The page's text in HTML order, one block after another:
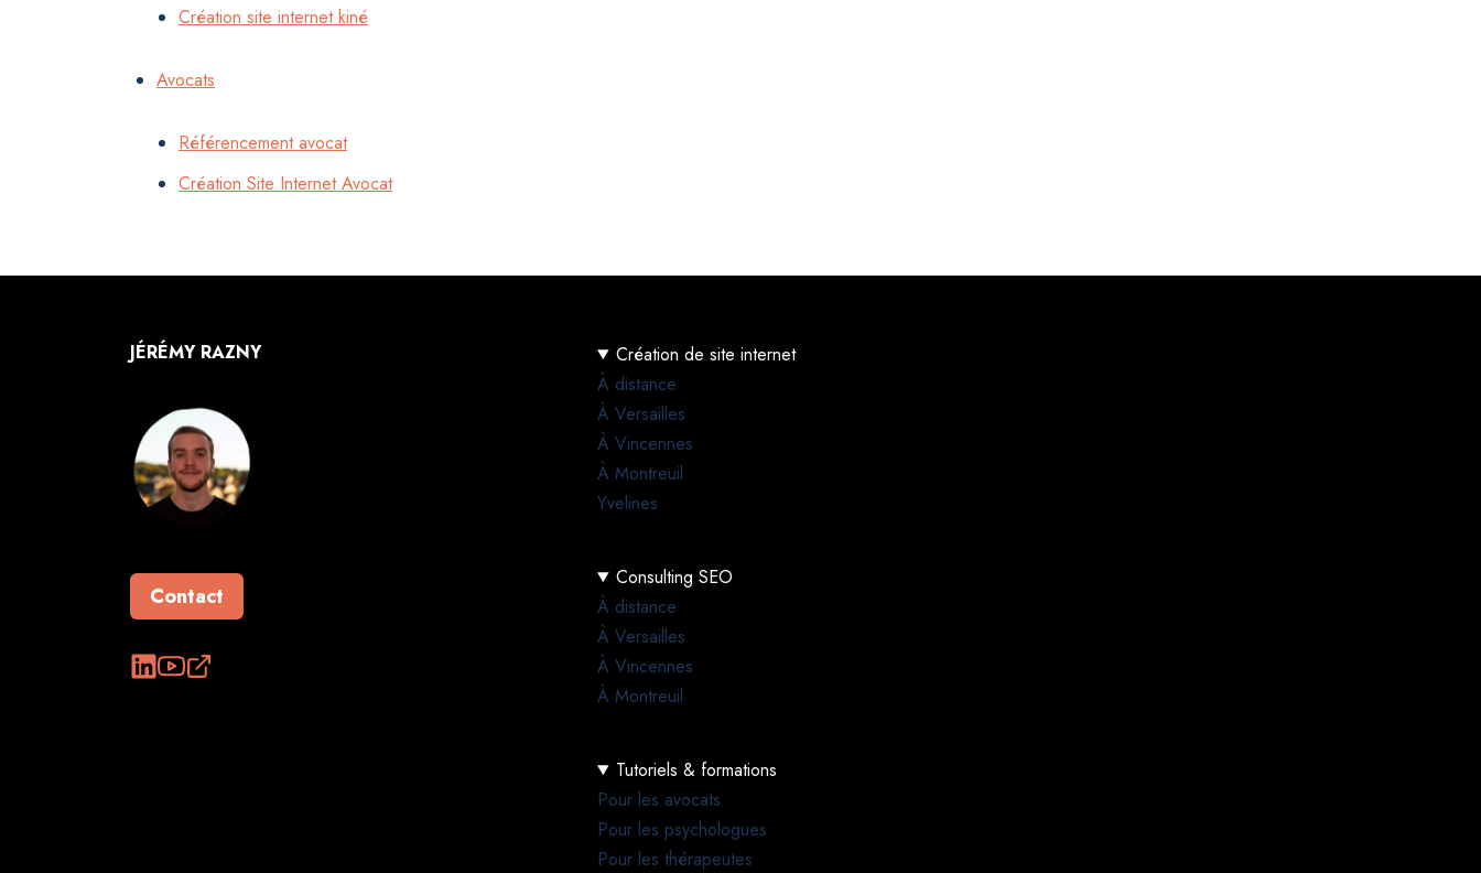
Création site internet kiné
Avocats
Référencement avocat
Création Site Internet Avocat
JÉRÉMY RAZNY
Contact
Création de site internet
À distance
À Versailles
À Vincennes
À Montreuil
Yvelines
Consulting SEO
À distance
À Versailles
À Vincennes
À Montreuil
Tutoriels & formations
Pour les avocats
Pour les psychologues
Pour les thérapeutes